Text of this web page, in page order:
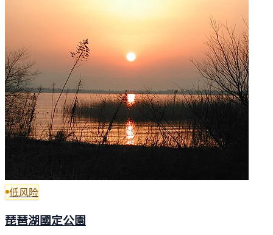
低风险
琵琶湖國定公園